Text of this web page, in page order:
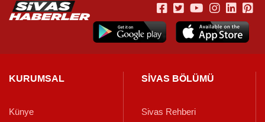
KURUMSAL
Künye
SİVAS BÖLÜMÜ
Sivas Rehberi